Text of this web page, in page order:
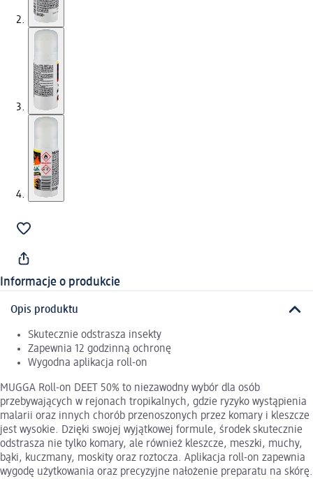
Informacje o produkcie
Opis produktu
Skutecznie odstrasza insekty
Zapewnia 12 godzinną ochronę
Wygodna aplikacja roll-on
MUGGA Roll-on DEET 50% to niezawodny wybór dla osób
przebywających w rejonach tropikalnych, gdzie ryzyko wystąpienia
malarii oraz innych chorób przenoszonych przez komary i kleszcze
jest wysokie. Dzięki swojej wyjątkowej formule, środek skutecznie
odstrasza nie tylko komary, ale również kleszcze, meszki, muchy,
bąki, kuczmany, moskity oraz roztocza. Aplikacja roll-on zapewnia
wygodę użytkowania oraz precyzyjne nałożenie preparatu na skórę.